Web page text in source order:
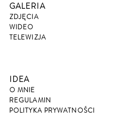
GALERIA
ZDJĘCIA
WIDEO
TELEWIZJA
IDEA
O MNIE
REGULAMIN
POLITYKA PRYWATNOŚCI